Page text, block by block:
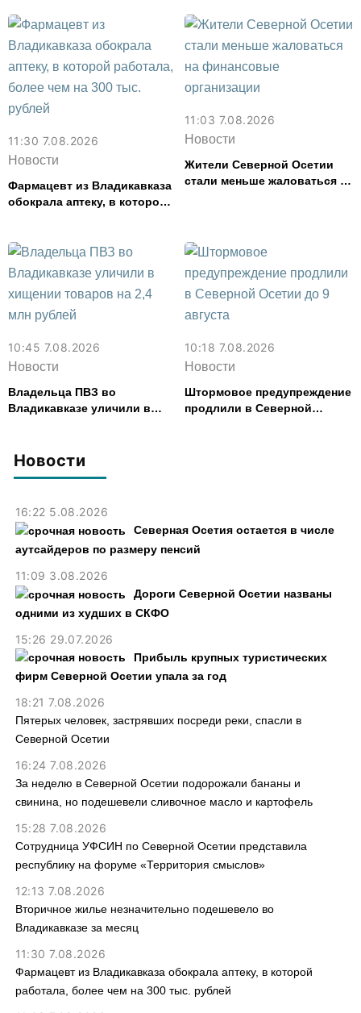
Новости
16:22 5.08.2026
Северная Осетия остается в числе
аутсайдеров по размеру пенсий
11:09 3.08.2026
Дороги Северной Осетии названы
одними из худших в СКФО
15:26 29.07.2026
Прибыль крупных туристических
фирм Северной Осетии упала за год
18:21 7.08.2026
Пятерых человек, застрявших посреди реки, спасли в
Северной Осетии
16:24 7.08.2026
За неделю в Северной Осетии подорожали бананы и
свинина, но подешевели сливочное масло и картофель
15:28 7.08.2026
Сотрудница УФСИН по Северной Осетии представила
республику на форуме «Территория смыслов»
12:13 7.08.2026
Вторичное жилье незначительно подешевело во
Владикавказе за месяц
11:30 7.08.2026
Фармацевт из Владикавказа обокрала аптеку, в которой
работала, более чем на 300 тыс. рублей
смыслов»
11:30 7.08.2026
Новости
Фармацевт из Владикавказа
обокрала аптеку, в которой
11:03 7.08.2026
Новости
Жители Северной Осетии
стали меньше жаловаться на
10:45 7.08.2026
Новости
Владельца ПВЗ во
Владикавказе уличили в
10:18 7.08.2026
Новости
Штормовое предупреждение
продлили в Северной